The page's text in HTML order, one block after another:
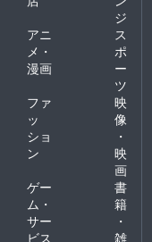
ジ
アニ
メ・
漫画
ス
ポ
ー
ツ
ファ
ッ
ショ
ン
映
像
・
映
画
ゲー
ム・
サー
ビス
書
籍
・
雑